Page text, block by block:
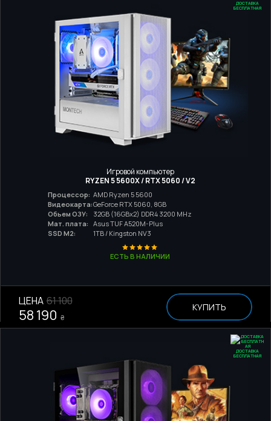
ДОСТАВКА
БЕСПЛАТНАЯ
Игровой компьютер
RYZEN 5 5600X / RTX 5060 / V2
Процессор: AMD Ryzen 5 5600
Видеокарта:GeForce RTX 5060, 8GB
Обьем ОЗУ:
32GB (16GBx2) DDR4 3200 MHz
Мат. плата:
Asus TUF A520M-Plus
SSD M2:
1TB / Kingston NV3
ЕСТЬ В НАЛИЧИИ
ЦЕНА 61 100
58 190 ₴
КУПИТЬ
ДОСТАВКА
БЕСПЛАТНАЯ